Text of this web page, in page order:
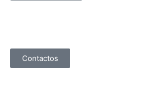
Contactos